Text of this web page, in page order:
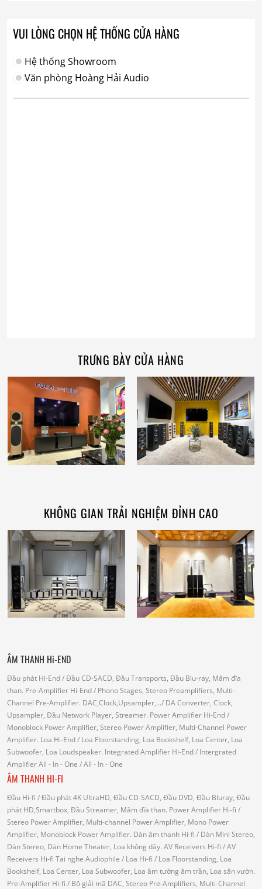
VUI LÒNG CHỌN HỆ THỐNG CỬA HÀNG
Hệ thống Showroom
Văn phòng Hoàng Hải Audio
TRƯNG BÀY CỬA HÀNG
KHÔNG GIAN TRẢI NGHIỆM ĐỈNH CAO
ÂM THANH Hi-END
Đầu phát Hi-End/ Đầu CD-SACD, Đầu Transports, Đầu Blu-ray, Mâm đĩa
than. Pre-Amplifier Hi-End/ Phono Stages, Stereo Preamplifiers, Multi-
Channel Pre-Amplifier. DAC,Clock,Upsampler,.../ DA Converter, Clock,
Upsampler, Đầu Network Player, Streamer. Power Amplifier Hi-End/
Monoblock Power Amplifier, Stereo Power Amplifier, Multi-Channel Power
Amplifier. Loa Hi-End/ Loa Floorstanding, Loa Bookshelf, Loa Center, Loa
Subwoofer, Loa Loudspeaker. Integrated Amplifier Hi-End/ Intergrated
AmplifierAll - In - One / All - In - One
ÂM THANH HI-FI
Đầu Hi-fi / Đầu phát 4K UltraHD, Đầu CD-SACD, Đầu DVD, Đầu Bluray, Đầu
phát HD,Smartbox, Đầu Streamer, Mâm đĩa than. Power Amplifier Hi-fi /
Stereo Power Amplifier, Multi-channel Power Amplifier, Mono Power
Amplifier, Monoblock Power Amplifier. Dàn âm thanh Hi-fi / Dàn Mini Stereo,
Dàn Stereo, Dàn Home Theater, Loa không dây. AV Receivers Hi-fi / AV
Receivers Hi-fi Tai nghe Audiophile / Loa Hi-fi / Loa Floorstanding, Loa
Bookshelf, Loa Center, Loa Subwoofer, Loa âm tường âm trần, Loa sân vườn.
Pre-Amplifier Hi-fi / Bộ giải mã DAC, Stereo Pre-Amplifiers, Multi-Channel